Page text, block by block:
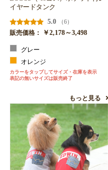
イヤードタンク
5.0
（6）
販売価格：
￥2,178～3,498
グレー
オレンジ
カラーをタップしてサイズ・在庫を表示
表記の無いサイズは販売終了
もっと見る